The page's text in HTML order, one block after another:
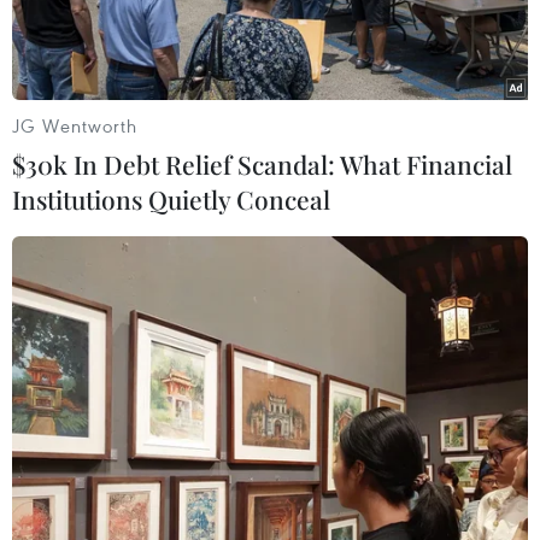
Một điểm bán hàng Việt tại khu vực Tây Nam Bộ. (Ảnh: Đức
Hàng Việt Nam ngày càng có chỗ đứng vững
chắc trên thị trường nội địa. Không chỉ chiếm
trên 60% thị phần tại kênh bán lẻ truyền thống
mà tại nhiều siêu thị và Trung tâm thương mại,
tỷ lệ hàng Việt chiếm tỷ lệ từ 80% đến 90%.
Có được kết quả trên là nhờ sự lan tỏa của hành
trình 10 năm thực hiện Cuộc vận động “Việt
Nam ưu tiên dùng hàng Việt Nam.”
Đáng chú ý, Cuộc vận động đã tạo được niềm
tin, sự quan tâm của phần lớn người tiêu dùng
JG Wentworth
$30k In Debt Relief Scandal: What Financial
Institutions Quietly Conceal